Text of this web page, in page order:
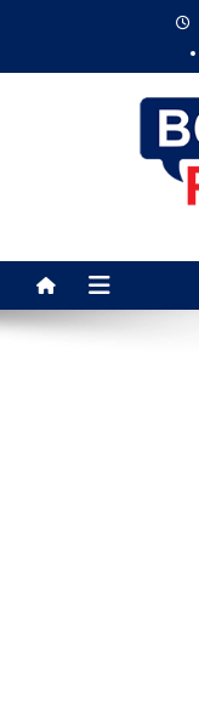
content